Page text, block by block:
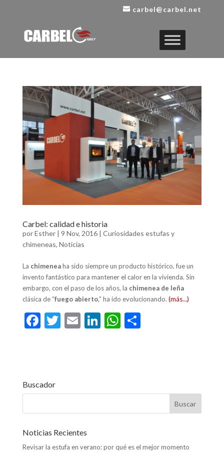
carbel@carbel.net
Carbel: calidad e historia
porEsther| 9 Nov, 2016| Curiosidades estufas y
chimeneas, Noticias
La chimeneaha sido siempre un producto histórico, fue un
invento fantástico para mantener el calor en la vivienda. Sin
embargo, con el paso de los años, la chimenea de leña
clásica de “fuego abierto,” ha ido evolucionando. (más…)
F
o
o
k
T E Li W
p
p
C
ti
r
Buscador
Noticias Recientes
Revisar la estufa en verano: por qué es el mejor momento